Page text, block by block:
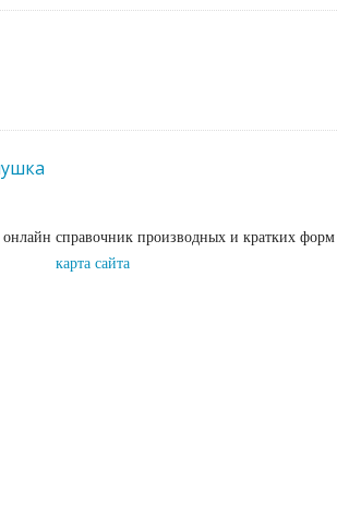
справочник производных и кратких
карта сайта